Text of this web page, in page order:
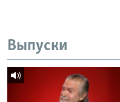
Выпуски